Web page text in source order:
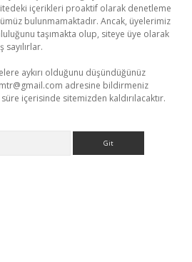
içerikleri proaktif olarak denetleme
bulunmamaktadır. Ancak, üyelerimiz
taşımakta olup, siteye üye olarak
aykırı olduğunu düşündüğünüz
adresine bildirmeniz
içerisinde sitemizden kaldırılacaktır.